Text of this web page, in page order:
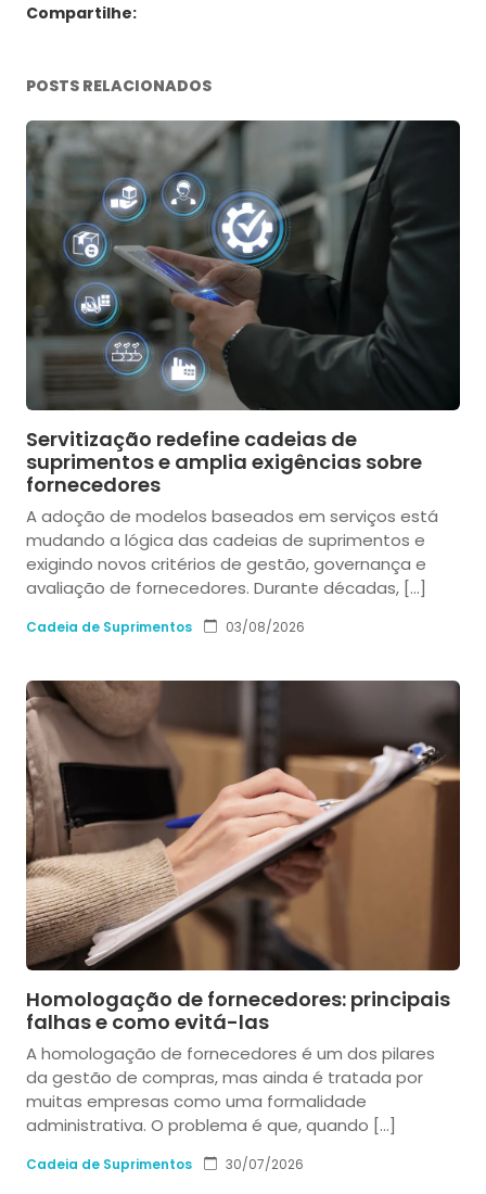
Compartilhe:
POSTS RELACIONADOS
Servitização redefine cadeias de
suprimentos e amplia exigências sobre
fornecedores
A adoção de modelos baseados em serviços está
mudando a lógica das cadeias de suprimentos e
exigindo novos critérios de gestão, governança e
avaliação de fornecedores. Durante décadas, […]
Cadeia de Suprimentos 03/08/2026
Homologação de fornecedores: principais
falhas e como evitá-las
A homologação de fornecedores é um dos pilares
da gestão de compras, mas ainda é tratada por
muitas empresas como uma formalidade
administrativa. O problema é que, quando […]
Cadeia de Suprimentos 30/07/2026